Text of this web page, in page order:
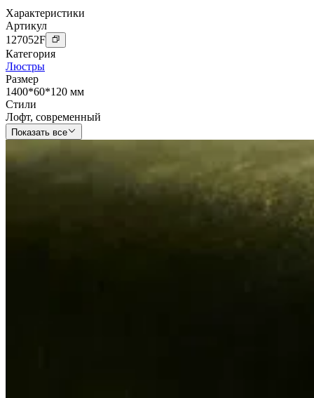
Характеристики
Артикул
127052F
Категория
Люстры
Размер
1400*60*120 мм
Стили
Лофт, современный
Показать все